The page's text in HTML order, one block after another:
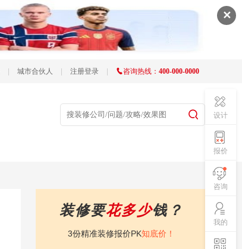
✕
城市合伙人 注册登录 咨询热线： 400-000-0000
装修要花多少钱？
3份精准装修报价PK知底价！
设计
报价
咨询
我的